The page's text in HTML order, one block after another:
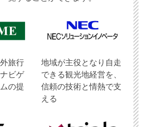
旅行
ビゲ
の提
地域が主役となり自走
できる観光地経営を、
信頼の技術と情熱で支
える